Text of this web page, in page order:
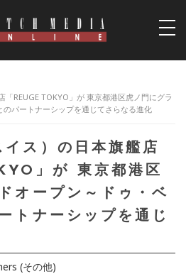
REUGE TOKYO」が 東京都港区虎ノ門にグラ
パートナーシップを通じてさらなる進化
ス）の日本旗艦店
」が 東京都港区
オープン～ドゥ・ベ
トナーシップを通じ
(その他)